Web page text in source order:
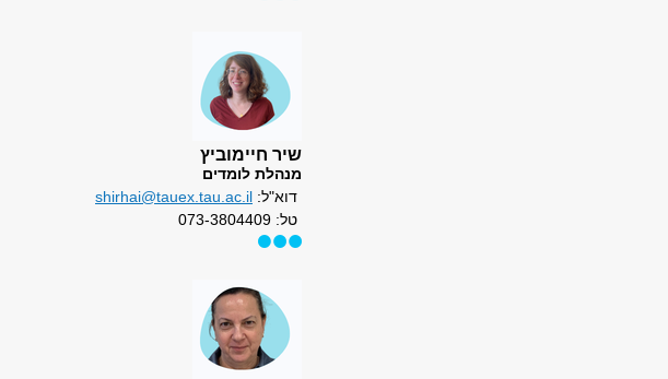
שיר חיימוביץ
מנהלת לומדים
דוא"ל: shirhai@tauex.tau.ac.il
טל: 073-3804409